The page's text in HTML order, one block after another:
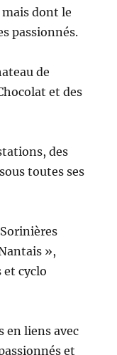
dont le
passionnés.
de
et des
des
toutes ses
»,
et cyclo
en liens avec
et